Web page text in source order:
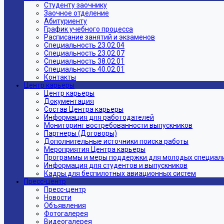
Студенту заочнику
Заочное отделение
Абитуриенту
График учебного процесса
Расписание занятий и экзаменов
Специальность 23.02.04
Специальность 23.02.07
Специальность 38.02.01
Специальность 40.02.01
Контакты
Центр карьеры
Центр карьеры
Документация
Состав Центра карьеры
Информация для работодателей
Мониторинг востребованности выпускников
Партнеры (Договоры)
Дополнительные источники поиска работы
Мероприятия Центра карьеры
Программы и меры поддержки для молодых
Информация для студентов и выпускников
Кадры для беспилотных авиационных систем
Пресс-центр
Пресс-центр
Новости
Объявления
Фотогалерея
Видеогалерея